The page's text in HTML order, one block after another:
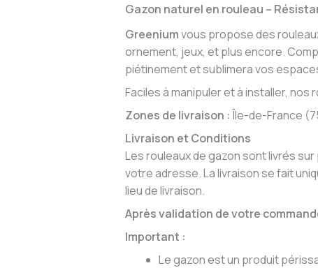
Gazon naturel en rouleau –
Greeniumvous propose des
ornement, jeux, et plus encore.
piétinement et sublimera vos
Faciles à manipuler et à installer,
Zones de livraison :Île-de-France
Livraison et Conditions
Les rouleaux de gazon sont livrés
votre adresse. La livraison se fait
lieu de livraison.
Après validation de votre
Important :
Le gazon est un produit